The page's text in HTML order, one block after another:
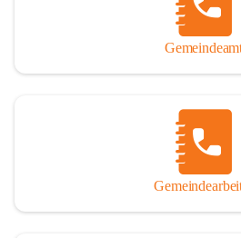
individuellen Möglichkeiten mit bestem
Andreas Rohatsch wurde auf das
Wo eine genaue Quellenangabe sinnvoll
sind die entsprechenden
eingearbeitet. Der leichteren Lesbarkeit
streng gendergerechten Ausdrucksform